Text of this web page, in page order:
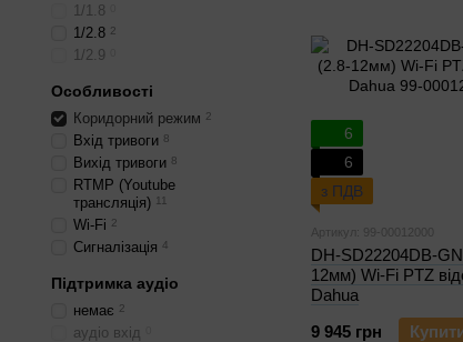
6
6
з ПДВ
Артикул: 99-00012000
DH-SD22204DB-
12мм) Wi-Fi PTZ
Dahua
9 945 грн
1/1.8
1/2.8 2
1/2.9
Особливості
Коридорний режим 2
Вхід тривоги 8
Вихід тривоги 8
RTMP (Youtube
трансляція) 11
Wi-Fi 2
Сигналізація 4
Підтримка аудіо
немає 2
аудіо вхід